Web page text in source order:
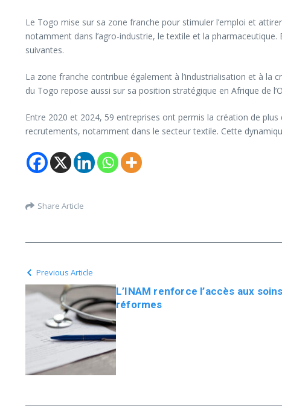
Le Togo mise sur sa zone franche pour stimuler l’emploi et
notamment dans l’agro-industrie, le textile et la
suivantes.
La zone franche contribue également à l’industrialisation et à la
du Togo repose aussi sur sa position stratégique en Afrique de
Entre 2020 et 2024, 59 entreprises ont permis la création de
recrutements, notamment dans le secteur textile. Cette
Share Article
Previous Article
L’INAM renforce l’accès aux
réformes